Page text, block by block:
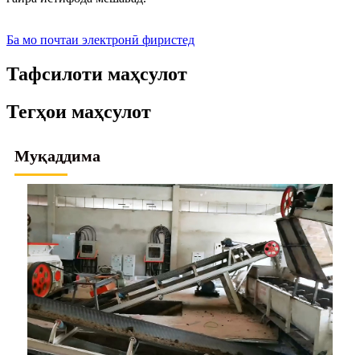
Ба мо почтаи электронӣ фиристед
Тафсилоти маҳсулот
Тегҳои маҳсулот
Муқаддима